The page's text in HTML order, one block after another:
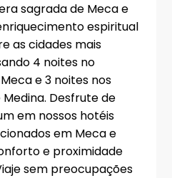
sagrada de Meca e
espiritual
as cidades mais
4 noites no
e 3 noites nos
Desfrute de
em nossos hotéis
em Meca e
e proximidade
sem preocupações